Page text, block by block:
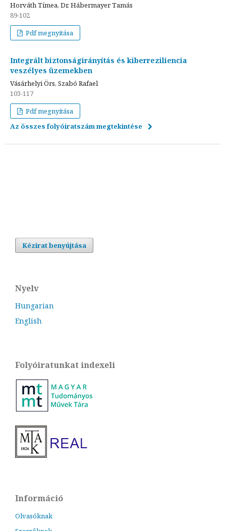
Horváth Tímea, Dr. Hábermayer Tamás
89-102
Pdf megnyitása
Integrált biztonságirányítás és kiberreziliencia
veszélyes üzemekben
Vásárhelyi Örs, Szabó Rafael
103-117
Pdf megnyitása
Az összes folyóiratszám megtekintése
Kézirat benyújtása
Nyelv
Hungarian
English
Folyóiratunkat indexeli
Információ
Olvasóknak